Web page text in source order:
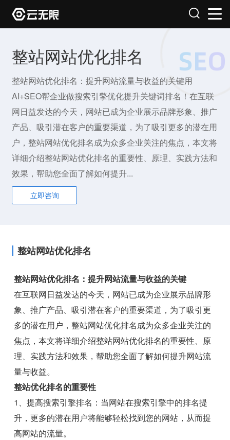
整站网站优化排名
整站网站优化排名：提升网站流量与收益的关键用
AI+SEO帮企业做搜索引擎优化提升关键词排名！在互联
网日益发达的今天，网站已成为企业展示品牌形象、推广
产品、吸引潜在客户的重要渠道，为了吸引更多的潜在用
户，整站网站优化排名成为众多企业关注的焦点，本文将
详细介绍整站网站优化排名的重要性、原理、实践方法和
效果，帮助您全面了解如何提升...
立即咨询
整站网站优化排名
整站网站优化排名：提升网站流量与收益的关键
在互联网日益发达的今天，网站已成为企业展示品牌形
象、推广产品、吸引潜在客户的重要渠道，为了吸引更
多的潜在用户，整站网站优化排名成为众多企业关注的
焦点，本文将详细介绍整站网站优化排名的重要性、原
理、实践方法和效果，帮助您全面了解如何提升网站流
量与收益。
整站优化排名的重要性
1、提高搜索引擎排名：当网站在搜索引擎中的排名提
升，更多的潜在用户将能够轻松找到您的网站，从而提
高网站的流量。